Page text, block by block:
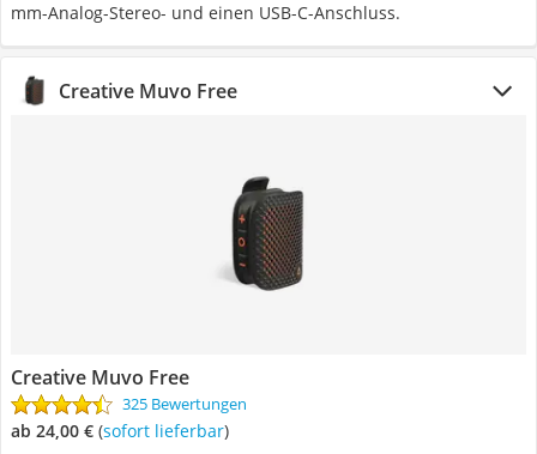
mm-Analog-Stereo- und einen USB-C-Anschluss.
Creative Muvo Free
Creative Muvo Free
325 Bewertungen
ab 24,00 € ( Sofort lieferbar)